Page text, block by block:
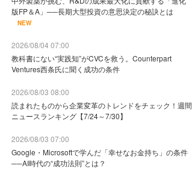
版FP＆A」──長期大型投資の意思決定の秘訣とは
NEW
2026/08/04 07:00
教科書にない“実践知”がCVCを救う。Counterpart
Ventures西条氏に聞く成功の条件
2026/08/03 08:00
読まれたものから企業変革のトレンドをチェック！週間
ニュースランキング【7/24～7/30】
2026/08/03 07:00
Google・Microsoftで学んだ「幸せなお金持ち」の条件
──AI時代の“成功法則”とは？